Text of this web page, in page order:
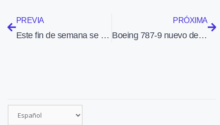
PREVIA
Este fin de semana se celebra el LleidaAir Challenge 2025 en el Aeropuerto de Alguaire
PRÓXIMA
Boeing 787-9 nuevo de Lufthansa con decoración espacial para celebrar en 2026 su centenario